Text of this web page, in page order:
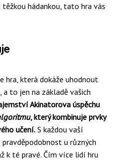
hádankou, tato hra vás
hra, která dokáže uhodnout
to jen na základě vašich
Akinatorova úspěchu
, který kombinuje prvky
učení. S každou vaší
u různých
k té pravé. Čím více lidí hru